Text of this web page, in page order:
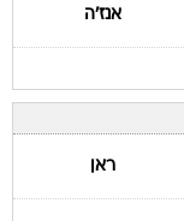
אנז'ה
ראן